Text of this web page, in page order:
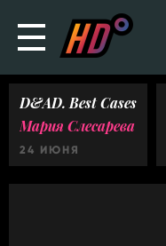
D&AD. Best Cases
Мария Слесарева
24 ИЮНЯ